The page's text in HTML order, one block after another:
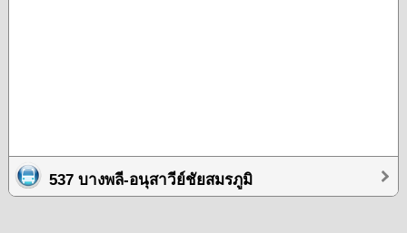
537 บางพลี-อนุสาวีย์ชัยสมรภูมิ